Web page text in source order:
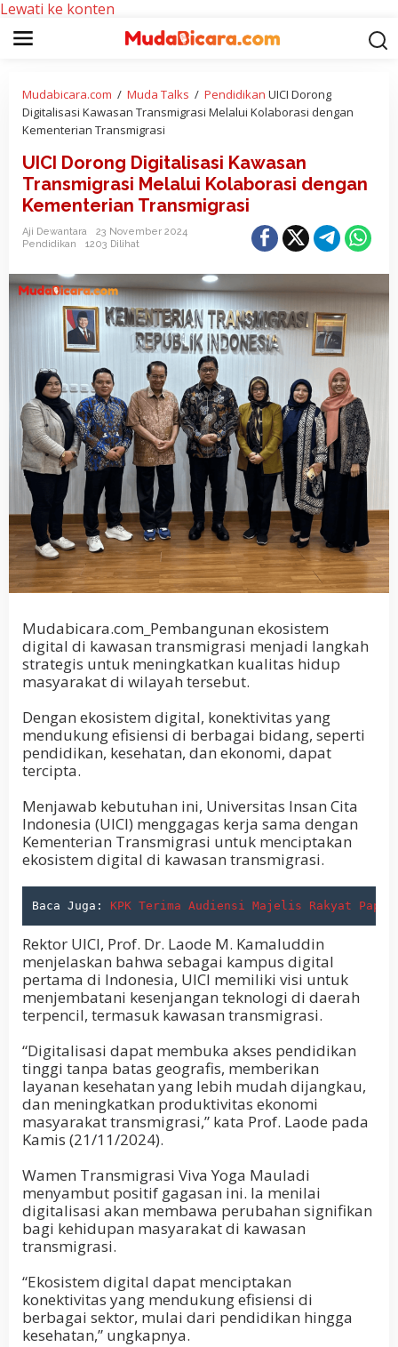
Lewati ke konten
Mudabicara.com / Muda Talks / Pendidikan UICI Dorong
Digitalisasi Kawasan Transmigrasi Melalui Kolaborasi dengan
Kementerian Transmigrasi
UICI Dorong Digitalisasi Kawasan
Transmigrasi Melalui Kolaborasi dengan
Kementerian Transmigrasi
Aji Dewantara
23 November 2024
Pendidikan
1203 Dilihat
Mudabicara.com_Pembangunan ekosistem
digital di kawasan transmigrasi menjadi langkah
strategis untuk meningkatkan kualitas hidup
masyarakat di wilayah tersebut.
Dengan ekosistem digital, konektivitas yang
mendukung efisiensi di berbagai bidang, seperti
pendidikan, kesehatan, dan ekonomi, dapat
tercipta.
Menjawab kebutuhan ini, Universitas Insan Cita
Indonesia (UICI) menggagas kerja sama dengan
Kementerian Transmigrasi untuk menciptakan
ekosistem digital di kawasan transmigrasi.
Baca Juga: KPK Terima Audiensi Majelis Rakyat
Rektor UICI, Prof. Dr. Laode M. Kamaluddin
menjelaskan bahwa sebagai kampus digital
pertama di Indonesia, UICI memiliki visi untuk
menjembatani kesenjangan teknologi di daerah
terpencil, termasuk kawasan transmigrasi.
“Digitalisasi dapat membuka akses pendidikan
tinggi tanpa batas geografis, memberikan
layanan kesehatan yang lebih mudah dijangkau,
dan meningkatkan produktivitas ekonomi
masyarakat transmigrasi,” kata Prof. Laode pada
Kamis (21/11/2024).
Wamen Transmigrasi Viva Yoga Mauladi
menyambut positif gagasan ini. Ia menilai
digitalisasi akan membawa perubahan signifikan
bagi kehidupan masyarakat di kawasan
transmigrasi.
“Ekosistem digital dapat menciptakan
konektivitas yang mendukung efisiensi di
berbagai sektor, mulai dari pendidikan hingga
kesehatan,” ungkapnya.